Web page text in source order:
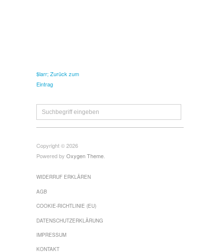
$larr; Zurück zum
Eintrag
Copyright © 2026
Powered by Oxygen Theme.
WIDERRUF ERKLÄREN
AGB
COOKIE-RICHTLINIE (EU)
DATENSCHUTZERKLÄRUNG
IMPRESSUM
KONTAKT